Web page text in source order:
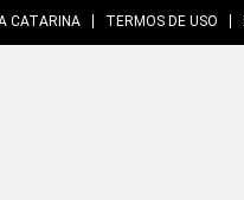
CATARINA TERMOS DE USO